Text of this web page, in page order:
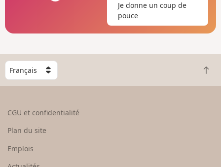
Je donne un coup de
pouce
C
h
o
e
R
e
CGU et confidentialité
Plan du site
Emplois